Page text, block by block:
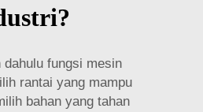
fungsi mesin
rantai yang mampu
bahan yang tahan